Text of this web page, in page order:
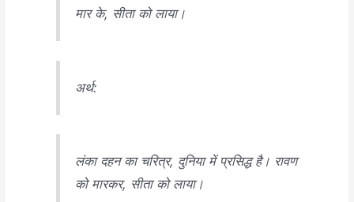
मार के, सीता को लाया।
अर्थ:
लंका दहन का चरित्र, दुनिया में प्रसिद्ध है। रावण
को मारकर, सीता को लाया।